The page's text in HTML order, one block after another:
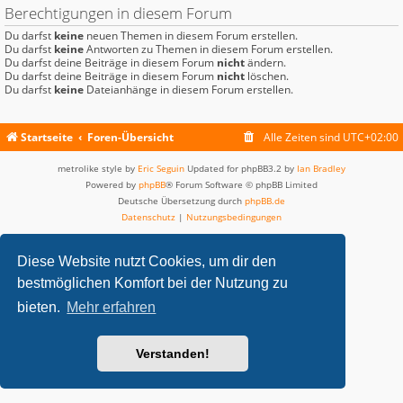
Diese Website nutzt Cookies, um dir den
bestmöglichen Komfort bei der Nutzung zu
bieten. Mehr erfahren
Verstanden!
Berechtigungen in diesem Forum
Du darfst keine neuen Themen in diesem Forum erstellen.
Du darfst keineAntworten zu Themen in diesem Forum erstellen.
Du darfst deine Beiträge in diesem Forum nichtändern.
Du darfst deine Beiträge in diesem Forum nicht löschen.
Du darfst keine Dateianhänge in diesem Forum erstellen.
Startseite Foren-Übersicht Alle Zeiten sind UTC+02:00
metrolike style by Eric Seguin Updated for phpBB3.2 by Ian Bradley
Powered by phpBB® Forum Software © phpBB Limited
Deutsche Übersetzung durch phpBB.de
Datenschutz | Nutzungsbedingungen